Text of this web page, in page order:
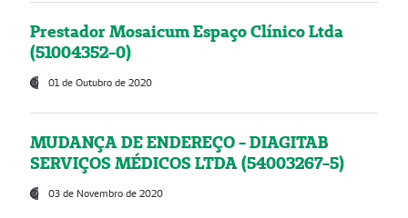
Prestador Mosaicum Espaço Clínico Ltda
(51004352-0)
01 de Outubro de 2020
MUDANÇA DE ENDEREÇO - DIAGITAB
SERVIÇOS MÉDICOS LTDA (54003267-5)
03 de Novembro de 2020